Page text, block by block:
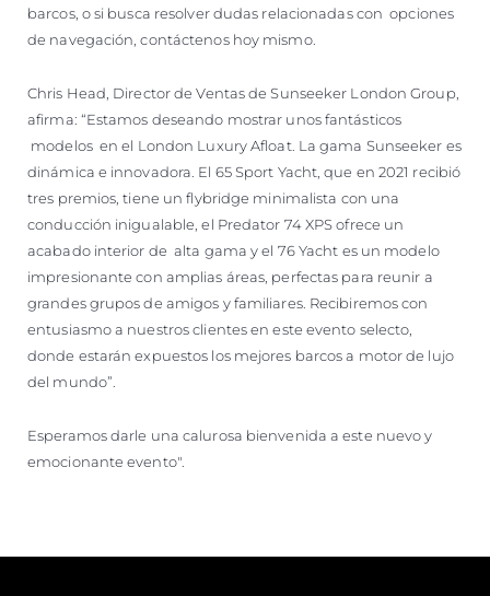
barcos, o si busca resolver dudas relacionadas con opciones
de navegación, contáctenos hoy mismo.
Chris Head, Director de Ventas de Sunseeker London Group,
afirma: “Estamos deseando mostrar unos fantásticos
modelos en el London Luxury Afloat. La gama Sunseeker es
dinámica e innovadora. El 65 Sport Yacht, que en 2021 recibió
tres premios, tiene un flybridge minimalista con una
conducción inigualable, el Predator 74 XPS ofrece un
acabado interior de alta gama y el 76 Yacht es un modelo
impresionante con amplias áreas, perfectas para reunir a
grandes grupos de amigos y familiares. Recibiremos con
entusiasmo a nuestros clientes en este evento selecto,
donde estarán expuestos los mejores barcos a motor de lujo
del mundo”.
Esperamos darle una calurosa bienvenida a este nuevo y
emocionante evento".